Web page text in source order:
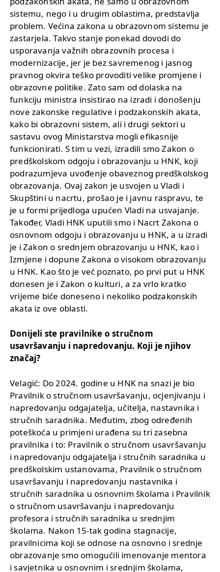
sistemu, nego i u drugim oblastima, predstavlja
problem. Većina zakona u obrazovnom sistemu je
zastarjela. Takvo stanje ponekad dovodi do
usporavanja važnih obrazovnih procesa i
modernizacije, jer je bez savremenog i jasnog
pravnog okvira teško provoditi velike promjene i
obrazovne politike. Zato sam od dolaska na
funkciju ministra insistirao na izradi i donošenju
nove zakonske regulative i podzakonskih akata,
kako bi obrazovni sistem, ali i drugi sektori u
sastavu ovog Ministarstva mogli efikasnije
funkcionirati. S tim u vezi, izradili smo Zakon o
predškolskom odgoju i obrazovanju u HNK, koji
podrazumjeva uvođenje obaveznog predškolskog
obrazovanja. Ovaj zakon je usvojen u Vladi i
Skupštini u nacrtu, prošao je i javnu raspravu, te
je u formi prijedloga upućen Vladi na usvajanje.
Također, Vladi HNK uputili smo i Nacrt Zakona o
osnovnom odgoju i obrazovanju u HNK, a u izradi
je i Zakon o srednjem obrazovanju u HNK, kao i
Izmjene i dopune Zakona o visokom obrazovanju
u HNK. Kao što je već poznato, po prvi put u HNK
donesen je i Zakon o kulturi, a za vrlo kratko
vrijeme biće doneseno i nekoliko podzakonskih
akata iz ove oblasti.
Donijeli ste pravilnike o stručnom
usavršavanju i napredovanju. Koji je njihov
značaj?
Velagić: Do 2024. godine u HNK na snazi je bio
Pravilnik o stručnom usavršavanju, ocjenjivanju i
napredovanju odgajatelja, učitelja, nastavnika i
stručnih saradnika. Međutim, zbog određenih
poteškoća u primjeni urađena su tri zasebna
pravilnika i to: Pravilnik o stručnom usavršavanju
i napredovanju odgajatelja i stručnih saradnika u
predškolskim ustanovama, Pravilnik o stručnom
usavršavanju i napredovanju nastavnika i
stručnih saradnika u osnovnim školama i Pravilnik
o stručnom usavršavanju i napredovanju
profesora i stručnih saradnika u srednjim
školama. Nakon 15-tak godina stagnacije,
pravilnicima koji se odnose na osnovno i srednje
obrazovanje smo omogućili imenovanje mentora
i savjetnika u osnovnim i srednjim školama,